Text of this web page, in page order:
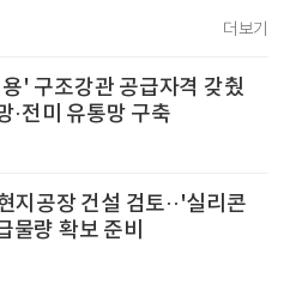
더보기
' 구조강관 공급자격 갖췄
전미 유통망 구축
지공장 건설 검토··'실리콘
물량 확보 준비